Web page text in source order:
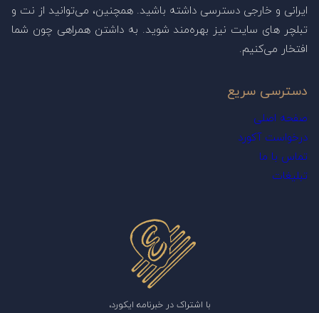
ایرانی و خارجی دسترسی داشته باشید. همچنین، می‌توانید از نت و
تبلچر های سایت نیز بهره‌مند شوید. به داشتن همراهی چون شما
افتخار می‌کنیم.
دسترسی سریع
صفحه اصلی
درخواست آکورد
تماس با ما
تبلیغات
با اشتراک در خبرنامه ایکورد،